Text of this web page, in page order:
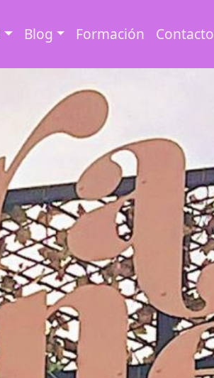
Blog Formación Contacto